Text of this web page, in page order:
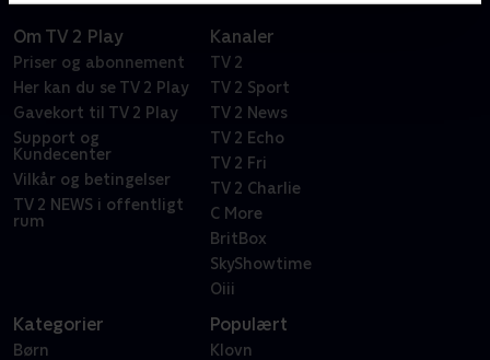
Om TV 2 Play
Priser og abonnement
Her kan du se TV 2 Play
Gavekort til TV 2 Play
Support og
Kundecenter
Vilkår og betingelser
TV 2 NEWS i offentligt
rum
Kanaler
TV 2
TV 2 Sport
TV 2 News
TV 2 Echo
TV 2 Fri
TV 2 Charlie
C More
BritBox
SkyShowtime
Oiii
Kategorier
Børn
Populært
Klovn